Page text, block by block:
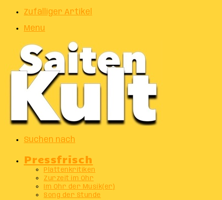
Zufälliger Artikel
Menu
Suchen nach
Pressfrisch
Plattenkritiken
Zurzeit im Ohr
Im Ohr der Musik(er)
Song der Stunde